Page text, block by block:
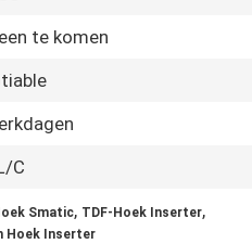
te komen
C
Smatic, TDF-Hoek Inserter,
Hoek Inserter